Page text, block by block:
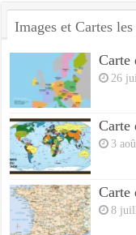
Images et Cartes
Carte
26
Carte
3
Carte
8